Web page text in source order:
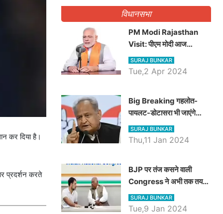
कर दिया है।
प्रदर्शन करते
विधानसभा
PM Modi Rajasthan
Visit: पीएम मोदी आज
राजस्थान में कोटपूतली में करेंगे
विशाल रैली, एक सभा से 8 सीटों
SURAJ BUNKAR
Tue,2 Apr 2024
Big Breaking गहलोत-
पायलट-डोटासरा भी जाएंगे
अयोध्या, करेंगे रामलला के दर्शन
SURAJ BUNKAR
Thu,11 Jan 2024
BJP पर तंज कसने वाली
Congress ने अभी तक तय
नहीं किया नेता प्रतिपक्ष, जानें
कौन होगा दावेदार
SURAJ BUNKAR
Tue,9 Jan 2024